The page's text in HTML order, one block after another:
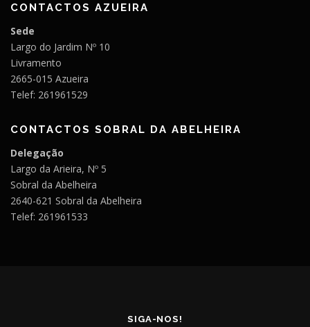
CONTACTOS AZUEIRA
Sede
Largo do Jardim Nº 10
Livramento
2665-015 Azueira
Telef: 261961529
CONTACTOS SOBRAL DA ABELHEIRA
Delegação
Largo da Arieira, Nº 5
Sobral da Abelheira
2640-621 Sobral da Abelheira
Telef: 261961533
SIGA-NOS!